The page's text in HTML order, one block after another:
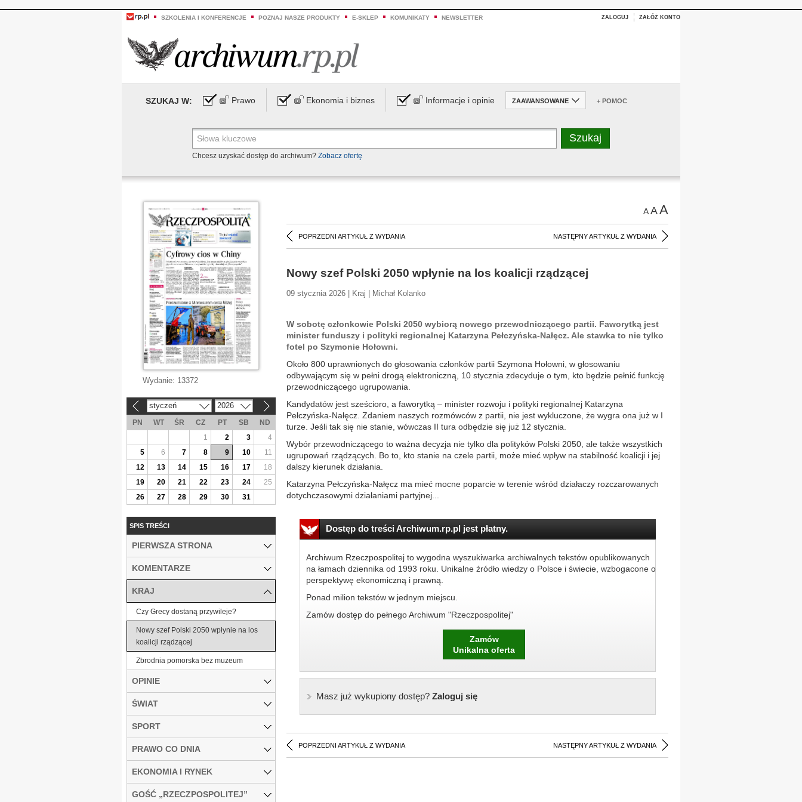
SZKOLENIA I KONFERENCJE POZNAJ NASZE PRODUKTY E-SKLEP KOMUNIKATY NEWSLETTER ZALOGUJ ZAŁÓŻ KONTO
SZUKAJ W: Prawo Ekonomia i biznes Informacje i opinie ZAAWANSOWANE + POMOC
Chcesz uzyskać dostęp do archiwum? Zobacz ofertę
AAA
POPRZEDNI ARTYKUŁ Z WYDANIA NASTĘPNY ARTYKUŁ Z WYDANIA
Nowy szef Polski 2050 wpłynie na los koalicji rządzącej
09 stycznia 2026 | Kraj | Michał Kolanko
W sobotę członkowie Polski 2050 wybiorą nowego przewodniczącego partii. Faworytką jest
minister funduszy i polityki regionalnej Katarzyna Pełczyńska-Nałęcz. Ale stawka to nie tylko
fotel po Szymonie Hołowni.
Około 800 uprawnionych do głosowania członków partii Szymona Hołowni, w głosowaniu
odbywającym się w pełni drogą elektroniczną, 10 stycznia zdecyduje o tym, kto będzie pełnić funkcję
przewodniczącego ugrupowania.
Kandydatów jest sześcioro, a faworytką – minister rozwoju i polityki regionalnej Katarzyna
Pełczyńska-Nałęcz. Zdaniem naszych rozmówców z partii, nie jest wykluczone, że wygra ona już w I
turze. Jeśli tak się nie stanie, wówczas II tura odbędzie się już 12 stycznia.
Wybór przewodniczącego to ważna decyzja nie tylko dla polityków Polski 2050, ale także wszystkich
ugrupowań rządzących. Bo to, kto stanie na czele partii, może mieć wpływ na stabilność koalicji i jej
dalszy kierunek działania.
Katarzyna Pełczyńska-Nałęcz ma mieć mocne poparcie w terenie wśród działaczy rozczarowanych
dotychczasowymi działaniami partyjnej...
Dostęp do treści Archiwum.rp.pl jest płatny.
Archiwum Rzeczpospolitej to wygodna wyszukiwarka archiwalnych tekstów opublikowanych
na łamach dziennika od 1993 roku. Unikalne źródło wiedzy o Polsce i świecie, wzbogacone o
perspektywę ekonomiczną i prawną.
Ponad milion tekstów w jednym miejscu.
Zamów dostęp do pełnego Archiwum "Rzeczpospolitej"
Zamów
Unikalna oferta
Masz już wykupiony dostęp?Zaloguj się
POPRZEDNI ARTYKUŁ Z WYDANIA NASTĘPNY ARTYKUŁ Z WYDANIA
Wydanie: 13372
styczeń 2026
PN WT ŚR CZ PT SB
ND
1
2 3
4
5
6 7 8 9 10
11
12
13 14 15 16 17
18
19
20 21 22 23 24
25
26
27 28 29 30 31
SPIS TREŚCI
PIERWSZA STRONA
KOMENTARZE
KRAJ
Czy Grecy dostaną przywileje?
Nowy szef Polski 2050 wpłynie na los
koalicji rządzącej
Zbrodnia pomorska bez muzeum
OPINIE
ŚWIAT
SPORT
PRAWO CO DNIA
EKONOMIA I RYNEK
GOŚĆ „RZECZPOSPOLITEJ”